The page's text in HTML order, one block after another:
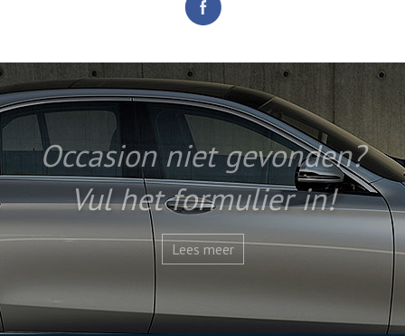
Occasion niet gevonden?
Vul het formulier in!
Lees meer